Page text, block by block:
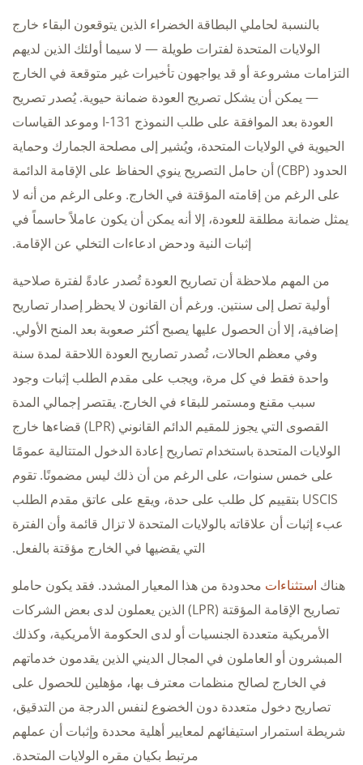
بالنسبة لحاملي البطاقة الخضراء الذين يتوقعون البقاء خارج
الولايات المتحدة لفترات طويلة — لا سيما أولئك الذين لديهم
التزامات مشروعة أو قد يواجهون تأخيرات غير متوقعة في الخارج
— يمكن أن يشكل تصريح العودة ضمانة حيوية. يُصدر تصريح
العودة بعد الموافقة على طلب النموذج I-131 وموعد القياسات
الحيوية في الولايات المتحدة، ويُشير إلى مصلحة الجمارك وحماية
الحدود (CBP) أن حامل التصريح ينوي الحفاظ على الإقامة الدائمة
على الرغم من إقامته المؤقتة في الخارج. وعلى الرغم من أنه لا
يمثل ضمانة مطلقة للعودة، إلا أنه يمكن أن يكون عاملاً حاسماً في
إثبات النية ودحض ادعاءات التخلي عن الإقامة.
من المهم ملاحظة أن تصاريح العودة تُصدر عادةً لفترة صلاحية
أولية تصل إلى سنتين. ورغم أن القانون لا يحظر إصدار تصاريح
إضافية، إلا أن الحصول عليها يصبح أكثر صعوبة بعد المنح الأولي.
وفي معظم الحالات، تُصدر تصاريح العودة اللاحقة لمدة سنة
واحدة فقط في كل مرة، ويجب على مقدم الطلب إثبات وجود
سبب مقنع ومستمر للبقاء في الخارج. يقتصر إجمالي المدة
القصوى التي يجوز للمقيم الدائم القانوني (LPR) قضاءها خارج
الولايات المتحدة باستخدام تصاريح إعادة الدخول المتتالية عمومًا
على خمس سنوات، على الرغم من أن ذلك ليس مضمونًا. تقوم
USCIS بتقييم كل طلب على حدة، ويقع على عاتق مقدم الطلب
عبء إثبات أن علاقاته بالولايات المتحدة لا تزال قائمة وأن الفترة
التي يقضيها في الخارج مؤقتة بالفعل.
هناك استثناءات محدودة من هذا المعيار المشدد. فقد يكون حاملو
تصاريح الإقامة المؤقتة (LPR) الذين يعملون لدى بعض الشركات
الأمريكية متعددة الجنسيات أو لدى الحكومة الأمريكية، وكذلك
المبشرون أو العاملون في المجال الديني الذين يقدمون خدماتهم
في الخارج لصالح منظمات معترف بها، مؤهلين للحصول على
تصاريح دخول متعددة دون الخضوع لنفس الدرجة من التدقيق،
شريطة استمرار استيفائهم لمعايير أهلية محددة وإثبات أن عملهم
مرتبط بكيان مقره الولايات المتحدة.